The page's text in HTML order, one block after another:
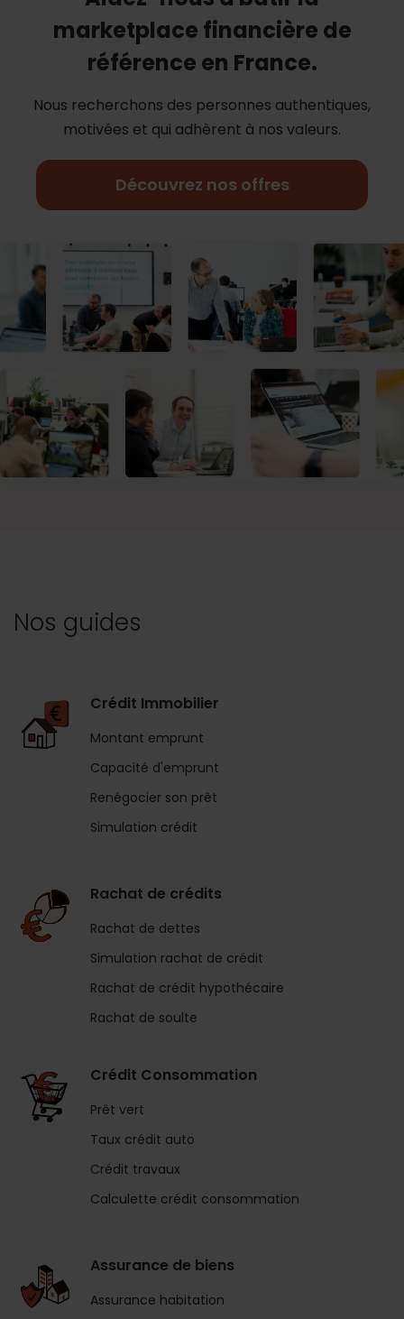
marketplace financière de
référence en France.
Nous recherchons des personnes authentiques,
motivées et qui adhèrent à nos valeurs.
Découvrez nos offres
Nos guides
Crédit Immobilier
Montant emprunt
Capacité d'emprunt
Renégocier son prêt
Simulation crédit
Rachat de crédits
Rachat de dettes
Simulation rachat de crédit
Rachat de crédit hypothécaire
Rachat de soulte
Crédit Consommation
Prêt vert
Taux crédit auto
Crédit travaux
Calculette crédit consommation
Assurance de biens
Assurance habitation